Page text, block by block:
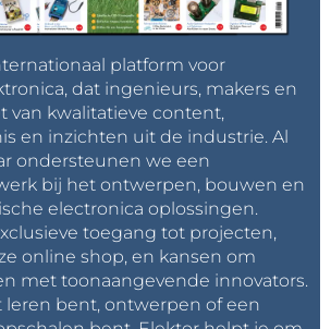
platform voor
dat ingenieurs, makers en
van kwalitatieve content,
en inzichten uit de industrie. Al
ondersteunen we een
bij het ontwerpen, bouwen en
electronica oplossingen.
toegang tot projecten,
online shop, en kansen om
met toonaangevende innovators.
leren bent, ontwerpen of een